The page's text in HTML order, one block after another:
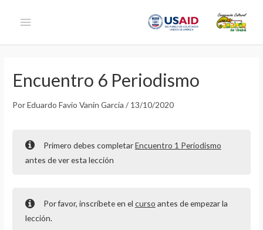
Menú
principal
Encuentro 6 Periodismo
PorEduardo Favio Vanín García/ 13/10/2020
Primero debes completarEncuentro 1 Periodismo
antes de ver esta lección
Por favor, inscríbete en el curso antes de empezar la
lección.